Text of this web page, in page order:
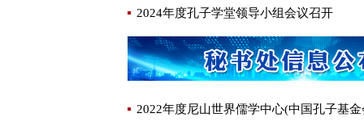
2024年度孔子学堂领导小组会议召开
2022年度尼山世界儒学中心(中国孔子基